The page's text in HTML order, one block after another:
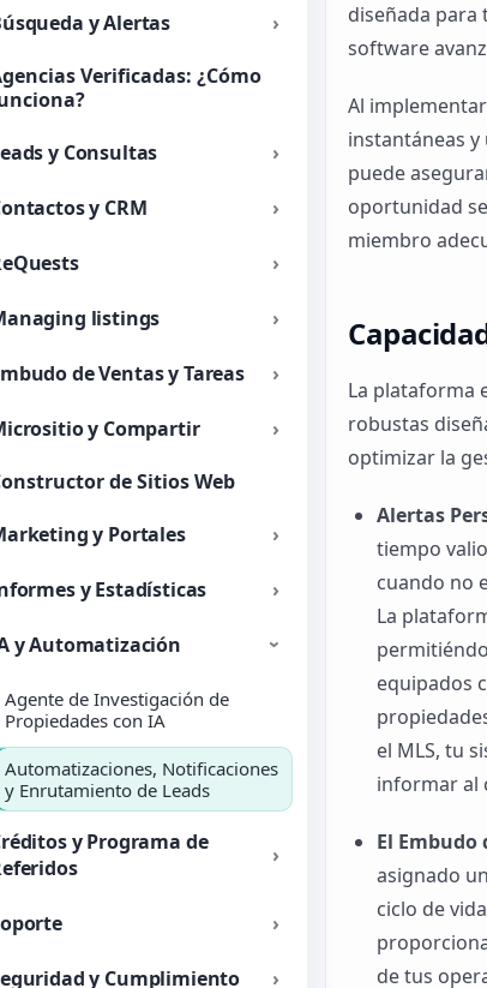
y Alertas
Verificadas: ¿Cómo
y Consultas
y CRM
listings
de Ventas y Tareas
y Compartir
de Sitios Web
y Portales
y Estadísticas
y Automatización
Agente de Investigación de
Propiedades con IA
Automatizaciones, Notificaciones
y Enrutamiento de Leads
y Programa de
y Cumplimiento
diseñada
software
Al
instantáneas
puede
oportunidad
miembro
La plataforma
robustas
optimizar la
Alertas
tiempo
cuando no
La
equipados
el MLS, tu
informar al
El Embudo
asignado
ciclo de
de tus